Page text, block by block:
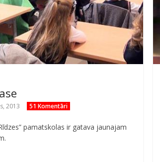
2013 51 Komentāri
pamatskolas ir gatava jaunajam